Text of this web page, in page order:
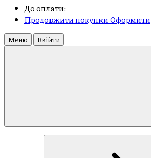
До оплати:
Продовжити покупкиОформити
Меню Ввійти